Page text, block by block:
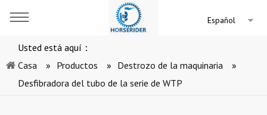
Español
Usted está aquí：
Casa
» Productos » Destrozo de la maquinaria
»
Desfibradora del tubo de la serie de WTP